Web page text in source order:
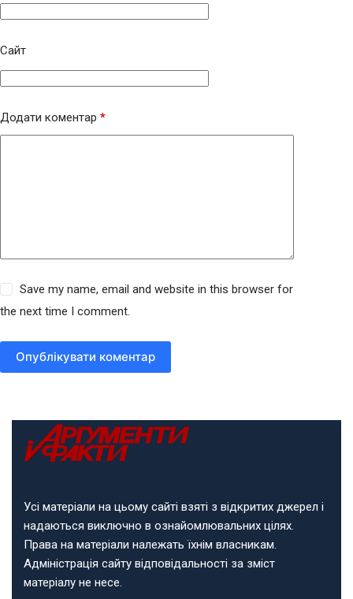
Сайт
Додати коментар *
Save my name, email and website in this browser for
the next time I comment.
Опублікувати коментар
Усі матеріали на цьому сайті взяті з відкритих джерел і
надаються виключно в ознайомлювальних цілях.
Права на матеріали належать їхнім власникам.
Адміністрація сайту відповідальності за зміст
матеріалу не несе.